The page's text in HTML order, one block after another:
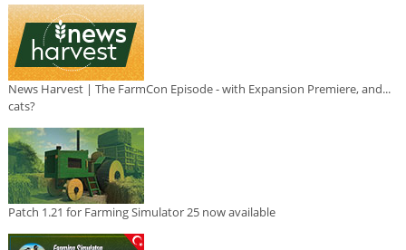
News Harvest | The FarmCon Episode - with Expansion Premiere, and...
cats?
Patch 1.21 for Farming Simulator 25 now available